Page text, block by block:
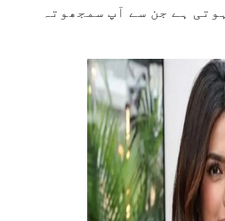
ہے جن سے آپ سمجھوتہ